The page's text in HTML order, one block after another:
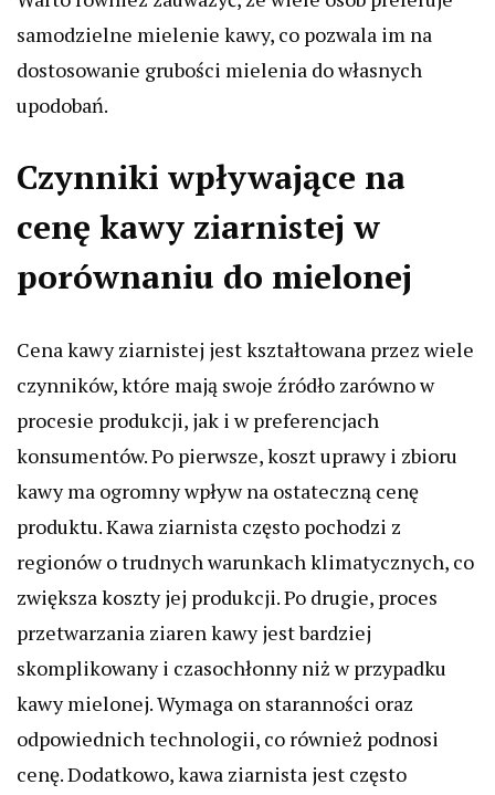
samodzielne mielenie kawy, co pozwala im na
dostosowanie grubości mielenia do własnych
upodobań.
Czynniki wpływające na
cenę kawy ziarnistej w
porównaniu do mielonej
Cena kawy ziarnistej jest kształtowana przez wiele
czynników, które mają swoje źródło zarówno w
procesie produkcji, jak i w preferencjach
konsumentów. Po pierwsze, koszt uprawy i zbioru
kawy ma ogromny wpływ na ostateczną cenę
produktu. Kawa ziarnista często pochodzi z
regionów o trudnych warunkach klimatycznych, co
zwiększa koszty jej produkcji. Po drugie, proces
przetwarzania ziaren kawy jest bardziej
skomplikowany i czasochłonny niż w przypadku
kawy mielonej. Wymaga on staranności oraz
odpowiednich technologii, co również podnosi
cenę. Dodatkowo, kawa ziarnista jest często